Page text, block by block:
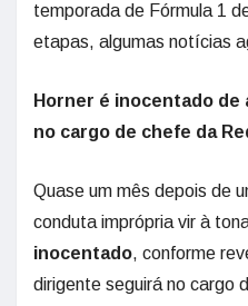
temporada de Fórmula 1
etapas, algumas notícias
Horner é inocentado de
no cargo de chefe da
Quase um mês depois de
conduta imprópria vir à
inocentado, conforme
dirigente seguirá no cargo